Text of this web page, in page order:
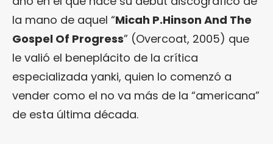
la mano de aquel “Micah P.Hinson And The
Gospel Of Progress” (Overcoat, 2005) que
le valió el beneplácito de la crítica
especializada yanki, quien lo comenzó a
vender como el no va más de la “americana”
de esta última década.